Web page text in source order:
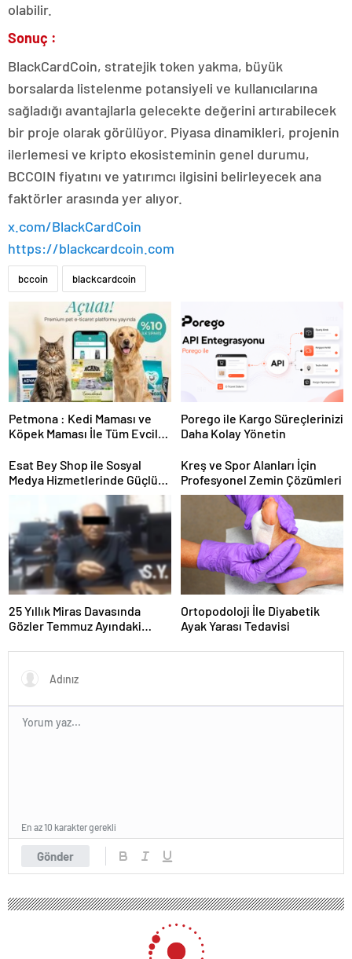
olabilir.
Sonuç :
BlackCardCoin, stratejik token yakma, büyük
borsalarda listelenme potansiyeli ve kullanıcılarına
sağladığı avantajlarla gelecekte değerini artırabilecek
bir proje olarak görülüyor. Piyasa dinamikleri, projenin
ilerlemesi ve kripto ekosisteminin genel durumu,
BCCOIN fiyatını ve yatırımcı ilgisini belirleyecek ana
faktörler arasında yer alıyor.
x.com/BlackCardCoin
https://blackcardcoin.com
bccoin blackcardcoin
Petmona : Kedi Maması ve
Köpek Maması İle Tüm Evcil
Porego ile Kargo Süreçlerinizi
Daha Kolay Yönetin
Esat Bey Shop ile Sosyal
Medya Hizmetlerinde Güçlü
Kreş ve Spor Alanları İçin
Profesyonel Zemin Çözümleri
25 Yıllık Miras Davasında
Gözler Temmuz Ayındaki
Ortopodoloji İle Diyabetik
Ayak Yarası Tedavisi
Gönder
En az 10 karakter gerekli